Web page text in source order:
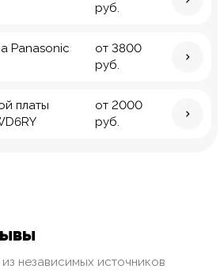
руб.
Panasonic
от 3800
руб.
платы
от 2000
руб.
независимых источников